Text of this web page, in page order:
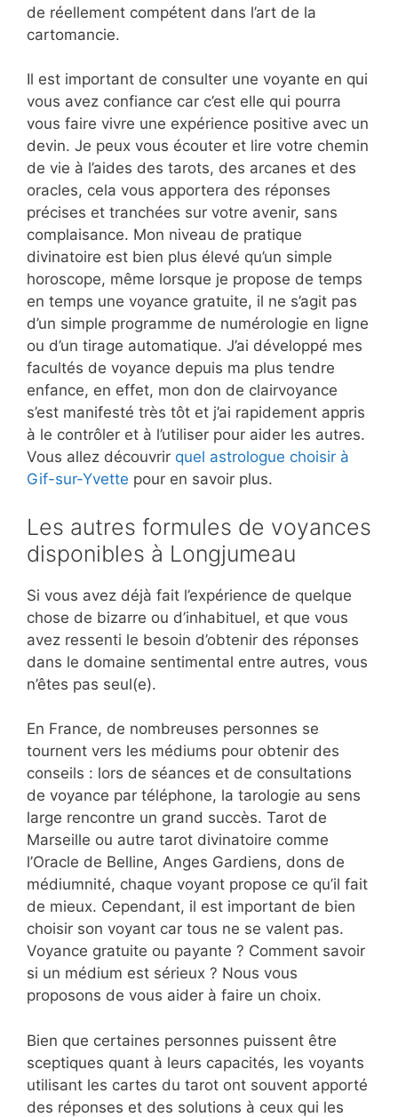
de réellement compétent dans l’art de la
cartomancie.
Il est important de consulter une voyante en qui
vous avez confiance car c’est elle qui pourra
vous faire vivre une expérience positive avec un
devin. Je peux vous écouter et lire votre chemin
de vie à l’aides des tarots, des arcanes et des
oracles, cela vous apportera des réponses
précises et tranchées sur votre avenir, sans
complaisance. Mon niveau de pratique
divinatoire est bien plus élevé qu’un simple
horoscope, même lorsque je propose de temps
en temps une voyance gratuite, il ne s’agit pas
d’un simple programme de numérologie en ligne
ou d’un tirage automatique. J’ai développé mes
facultés de voyance depuis ma plus tendre
enfance, en effet, mon don de clairvoyance
s’est manifesté très tôt et j’ai rapidement appris
à le contrôler et à l’utiliser pour aider les autres.
Vous allez découvrir quel astrologue choisir à
Gif-sur-Yvette pour en savoir plus.
Les autres formules de voyances
disponibles à Longjumeau
Si vous avez déjà fait l’expérience de quelque
chose de bizarre ou d’inhabituel, et que vous
avez ressenti le besoin d’obtenir des réponses
dans le domaine sentimental entre autres, vous
n’êtes pas seul(e).
En France, de nombreuses personnes se
tournent vers les médiums pour obtenir des
conseils : lors de séances et de consultations
de voyance par téléphone, la tarologie au sens
large rencontre un grand succès. Tarot de
Marseille ou autre tarot divinatoire comme
l’Oracle de Belline, Anges Gardiens, dons de
médiumnité, chaque voyant propose ce qu’il fait
de mieux. Cependant, il est important de bien
choisir son voyant car tous ne se valent pas.
Voyance gratuite ou payante ? Comment savoir
si un médium est sérieux ? Nous vous
proposons de vous aider à faire un choix.
Bien que certaines personnes puissent être
sceptiques quant à leurs capacités, les voyants
utilisant les cartes du tarot ont souvent apporté
des réponses et des solutions à ceux qui les